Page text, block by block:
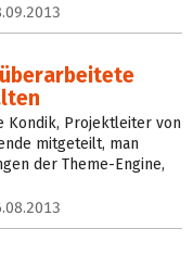
Kondik, Projektleiter von
mitgeteilt, man
der Theme-Engine,